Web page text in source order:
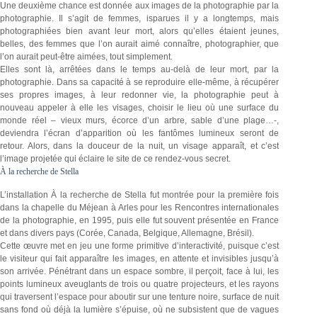
Une deuxième chance est donnée aux images de la photographie par la
photographie. Il s’agit de femmes, isparues il y a longtemps, mais
photographiées bien avant leur mort, alors qu’elles étaient jeunes,
belles, des femmes que l’on aurait aimé connaître, photographier, que
l’on aurait peut-être aimées, tout simplement.
Elles sont là, arrêtées dans le temps au-delà de leur mort, par la
photographie. Dans sa capacité à se reproduire elle-même, à récupérer
ses propres images, à leur redonner vie, la photographie peut à
nouveau appeler à elle les visages, choisir le lieu où une surface du
monde réel – vieux murs, écorce d’un arbre, sable d’une plage…-,
deviendra l’écran d’apparition où les fantômes lumineux seront de
retour. Alors, dans la douceur de la nuit, un visage apparaît, et c’est
l’image projetée qui éclaire le site de ce rendez-vous secret.
À la recherche de Stella
L’installation À la recherche de Stella fut montrée pour la première fois
dans la chapelle du Méjean à Arles pour les Rencontres internationales
de la photographie, en 1995, puis elle fut souvent présentée en France
et dans divers pays (Corée, Canada, Belgique, Allemagne, Brésil).
Cette œuvre met en jeu une forme primitive d’interactivité, puisque c’est
le visiteur qui fait apparaître les images, en attente et invisibles jusqu’à
son arrivée. Pénétrant dans un espace sombre, il perçoit, face à lui, les
points lumineux aveuglants de trois ou quatre projecteurs, et les rayons
qui traversent l’espace pour aboutir sur une tenture noire, surface de nuit
sans fond où déjà la lumière s’épuise, où ne subsistent que de vagues